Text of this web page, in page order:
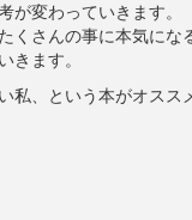
が変わっていきます。
くさんの事に本気にな
きます。
私、という本がオスス